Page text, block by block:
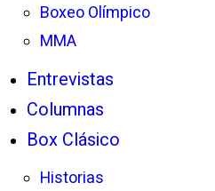
Boxeo Olímpico
MMA
Entrevistas
Columnas
Box Clásico
Historias